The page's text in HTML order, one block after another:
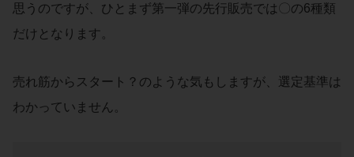
思うのですが、ひとまず第一弾の先行販売では〇の6種類
だけとなります。
売れ筋からスタート？のような気もしますが、選定基準は
わかっていません。